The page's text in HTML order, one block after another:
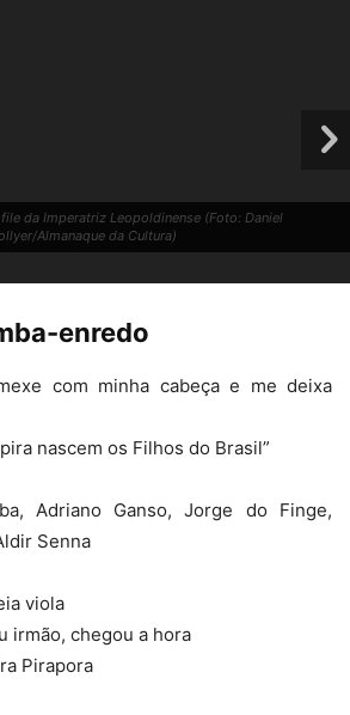
da Imperatriz Leopoldinense (Foto: Daniel
Almanaque da Cultura)
da Imperatriz Leopoldinense (Foto: Daniel
Almanaque da Cultura)
enredo
com minha cabeça e me deixa
nascem os Filhos do Brasil”
Adriano Ganso, Jorge do Finge,
Senna
viola
irmão, chegou a hora
Pirapora